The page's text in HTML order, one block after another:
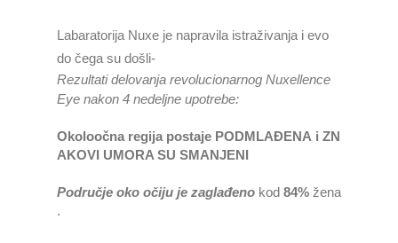
Labaratorija Nuxe je napravila istraživanja i evo
do čega su došli-
Rezultati delovanja revolucionarnog Nuxellence
Eye nakon 4 nedeljne upotrebe:
Okoloočna regija postaje PODMLAĐENA i ZN
AKOVI UMORA SU SMANJENI
Područje oko očiju je zaglađeno kod 84% žena
.